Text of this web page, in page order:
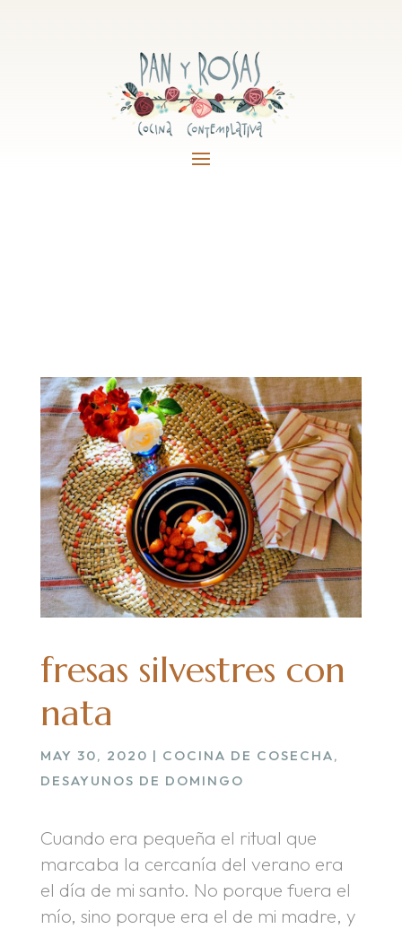
fresas silvestres con
nata
MAY 30, 2020 | COCINA DE COSECHA,
DESAYUNOS DE DOMINGO
Cuando era pequeña el ritual que
marcaba la cercanía del verano era
el día de mi santo. No porque fuera el
mío, sino porque era el de mi madre, y